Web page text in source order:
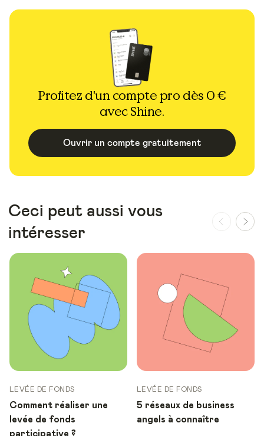
Profitez d'un compte pro dès 0 €
avec Shine.
Ouvrir un compte gratuitement
Ceci peut aussi vous
intéresser
LEVÉE DE FONDS
Comment réaliser une
levée de fonds
participative ?
LEVÉE DE FONDS
5 réseaux de business
angels à connaître